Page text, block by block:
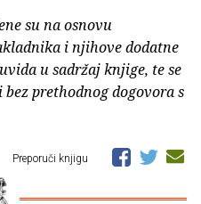
su na osnovu
i njihove dodatne
u sadržaj knjige, te se
prethodnog dogovora s
Preporuči knjigu